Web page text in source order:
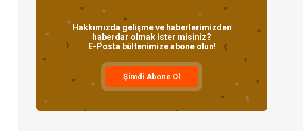
Hakkımızda gelişme ve haberlerimizden
haberdar olmak ister misiniz?
E-Posta bültenimize abone olun!
Şimdi Abone Ol